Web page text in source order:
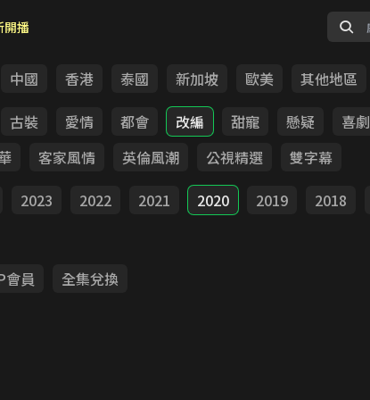
開播
中國 香港 泰國 新加坡 歐美
其他地區
古裝 愛情 都會 改編 甜寵 懸疑 喜劇
客家風情 英倫風潮 公視精選
雙字幕
2023 2022 2021 2020 2019 2018
會員 全集兌換